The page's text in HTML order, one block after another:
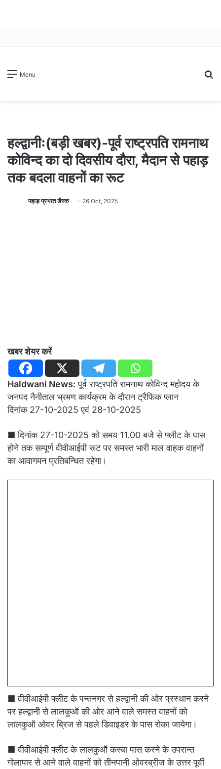
Menu
हल्द्वानीः(बड़ी खबर)-पूर्व राष्ट्रपति रामनाथ
कोविन्द का दो दिवसीय दौरा, मैदान से पहाड़
तक बदला वाहनों का रूट
पहाड़ प्रभात डैस्क 26 Oct, 2025
खबर शेयर करें
Haldwani News: पूर्व राष्ट्रपति रामनाथ कोविन्द महोदय के
जनपद नैनीताल भ्रमण कार्यक्रम के दौरान ट्रैफिक प्लान
दिनांक 27-10-2025 एवं 28-10-2025
■ दिनांक 27-10-2025 को समय 11.00 बजे से फ्लीट के पास
होने तक सम्पूर्ण वीवीआईपी रूट पर समस्त भारी माल वाहक वाहनों
का आवागमन प्रतिबन्धित रहेगा।
■ वीवीआईपी फ्लीट के पन्तनगर से हल्द्वानी की ओर प्रस्थान करने
पर हल्द्वानी से लालकुऑ की ओर आने वाले समस्त वाहनों को
लालकुऑ ओवर ब्रिज से पहले डिवाइडर के पास रोका जायेगा।
■ वीवीआईपी फ्लीट के लालकुऑ कस्बा पास करने के उपरान्त
गोलापार से आने वाले वाहनों को तीनपानी ओवरब्रीज के उत्तर पूर्वी